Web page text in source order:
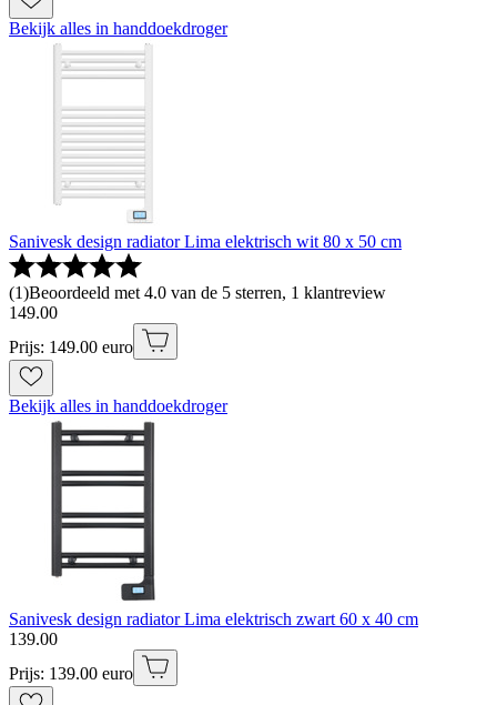
Bekijk alles in handdoekdroger
Sanivesk design radiator Lima elektrisch wit 80 x 50 cm
(1)Beoordeeld met 4.0 van de 5 sterren, 1 klantreview
149.00
Prijs: 149.00 euro
Bekijk alles in handdoekdroger
Sanivesk design radiator Lima elektrisch zwart 60 x 40 cm
139.00
Prijs: 139.00 euro